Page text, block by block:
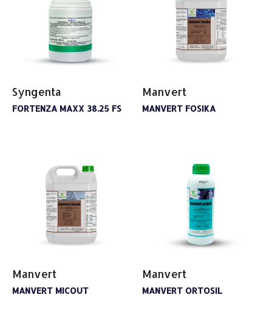
Syngenta
FORTENZA MAXX 38.25 FS
Manvert
MANVERT FOSIKA
Manvert
MANVERT MICOUT
Manvert
MANVERT ORTOSIL